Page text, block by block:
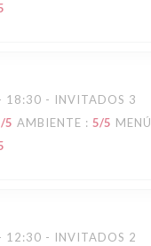
18:30 - INVITADOS 3
/5 AMBIENTE : 5/5 MENÚ
12:30 - INVITADOS 2